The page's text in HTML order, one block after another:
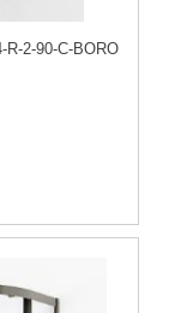
2-90-C-BORO